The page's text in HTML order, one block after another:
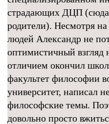
страдающих ДЦП (сюда
родители). Несмотря на
людей Александр не
оптимистичный
отличием окончил
факультет философии
университет, написал
философские темы.
довольно просто